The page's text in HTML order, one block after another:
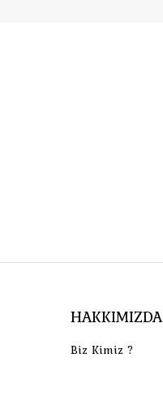
HAKKIMIZDA
Biz Kimiz ?